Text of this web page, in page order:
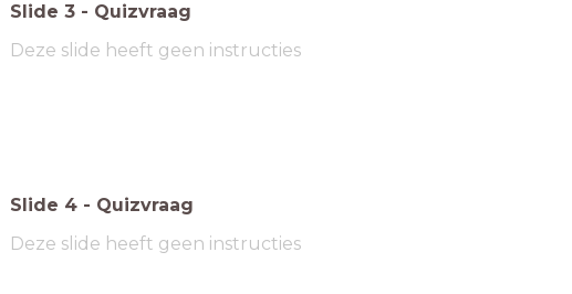
Slide 3 - Quizvraag
Deze slide heeft geen instructies
Slide 4 - Quizvraag
Deze slide heeft geen instructies